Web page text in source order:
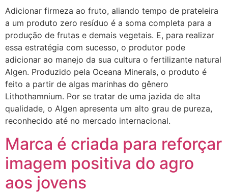
Adicionar firmeza ao fruto, aliando tempo de prateleira
a um produto zero resíduo é a soma completa para a
produção de frutas e demais vegetais. E, para realizar
essa estratégia com sucesso, o produtor pode
adicionar ao manejo da sua cultura o fertilizante natural
Algen. Produzido pela Oceana Minerals, o produto é
feito a partir de algas marinhas do gênero
Lithothamnium. Por se tratar de uma jazida de alta
qualidade, o Algen apresenta um alto grau de pureza,
reconhecido até no mercado internacional.
Marca é criada para reforçar
imagem positiva do agro
aos jovens